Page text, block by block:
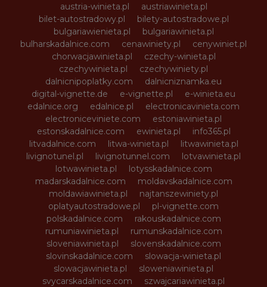
austria-winieta.pl
austriawinieta.pl
bilet-autostradowy.pl
bilety-autostradowe.pl
bulgariawienieta.pl
bulgariawinieta.pl
bulharskadalnice.com
cenawiniety.pl
cenywiniet.pl
chorwacjawinieta.pl
czechy-winieta.pl
czechywinieta.pl
czechywiniety.pl
dalnicnipoplatky.com
dalnicniznamka.eu
digital-vignette.de
e-vignette.pl
e-winieta.eu
edalnice.org
edalnice.pl
electronicavinieta.com
electroniceviniete.com
estoniawinieta.pl
estonskadalnice.com
ewinieta.pl
info365.pl
litvadalnice.com
litwa-winieta.pl
litwawinieta.pl
livignotunel.pl
livignotunnel.com
lotvawinieta.pl
lotwawinieta.pl
lotysskadalnice.com
madarskadalnice.com
moldavskadalnice.com
moldawiawinieta.pl
najtanszewiniety.pl
oplatyautostradowe.pl
pl-vignette.com
polskadalnice.com
rakouskadalnice.com
rumuniawinieta.pl
rumunskadalnice.com
sloveniawinieta.pl
slovenskadalnice.com
slovinskadalnice.com
slowacja-winieta.pl
slowacjawinieta.pl
sloweniawinieta.pl
svycarskadalnice.com
szwajcariawinieta.pl